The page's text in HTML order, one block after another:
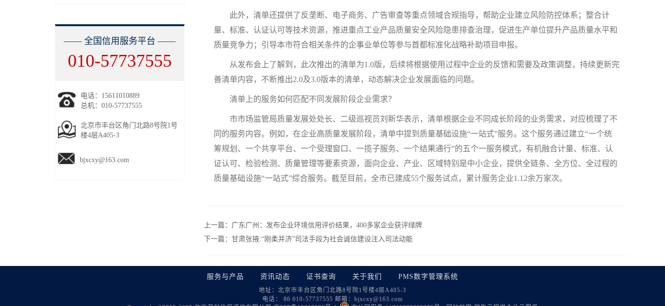
—— 全国信用服务平台 ——
010-57737555
电话：15611010889
总机：010-57737555
北京市丰台区角门北路8号院1号
楼4层A405-3
bjxcxy@163.com
此外，清单还提供了反垄断、电子商务、广告审查等重点领域合规指导，帮助企业建立风险防控体系；整合计
量、标准、认证认可等技术资源，推进重点工业产品质量安全风险隐患排查治理，促进生产单位提升产品质量水平和
质量竞争力；引导本市符合相关条件的企事业单位等参与首都标准化战略补助项目申报。
从发布会上了解到，此次推出的清单为1.0版，后续将根据使用过程中企业的反馈和需要及政策调整，持续更新完
善清单内容，不断推出2.0及3.0版本的清单，动态解决企业发展面临的问题。
清单上的服务如何匹配不同发展阶段企业需求？
市市场监管局质量发展处处长、二级巡视员刘新华表示，清单根据企业不同成长阶段的业务需求，对应梳理了不
同的服务内容。例如，在企业高质量发展阶段，清单中提到质量基础设施“一站式”服务。这个服务通过建立“一个统
筹规划、一个共享平台、一个受理窗口、一揽子服务、一个结果通行”的五个一服务模式，有机融合计量、标准、认
证认可、检验检测、质量管理等要素资源，面向企业、产业、区域特别是中小企业，提供全链条、全方位、全过程的
质量基础设施“一站式”综合服务。截至目前，全市已建成55个服务试点，累计服务企业1.12余万家次。
上一篇： 广东广州：发布企业环境信用评价结果，400多家企业获评绿牌
下一篇： 甘肃张掖:“刚柔并济”司法手段为社会诚信建设注入司法动能
服务与产品 资讯动态 证书查询 关于我们 PMS数字管理系统
地址：北京市丰台区角门北路8号院1号楼4层A405-3
电话： 86 010-57737555 邮箱：bjxcxy@163.com